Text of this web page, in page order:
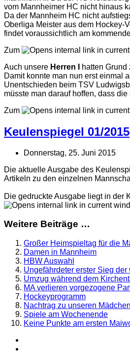
vom Mannheimer HC nicht hinaus
Da der Mannheim HC nicht
Oberliga Meister aus dem Hockey-
findet voraussichtlich am
Zum
Auch unsere Herren I
hatten
Damit konnte man nun erst einmal
Unentschieden beim TSV
müsste man darauf hoffen, dass
Zum
Keulenspiegel 01/2015
Donnerstag, 25. Juni 2015
Die aktuelle Ausgabe des
Artikeln zu den einzelnen
Die gedruckte Ausgabe liegt in der
Weitere Beiträge …
Großer Heimspieltag für die
Damen in Mannheim
HBW Auswahl
Ungefährdeter erster Sieg der
Umzug während dem
MA verlieren vorgezogene
Hockeyprogramm
Nachtrag zu unseren
Spiele am Wochenende
Keine Punkte am ersten